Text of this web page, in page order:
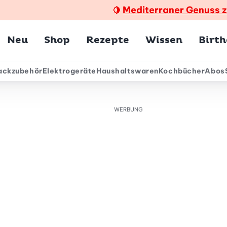
🍋 Mediterraner Genuss
Neu Shop Rezepte Wissen
ElektrogeräteHaushaltswarenKochbücherAbos
WERBUNG